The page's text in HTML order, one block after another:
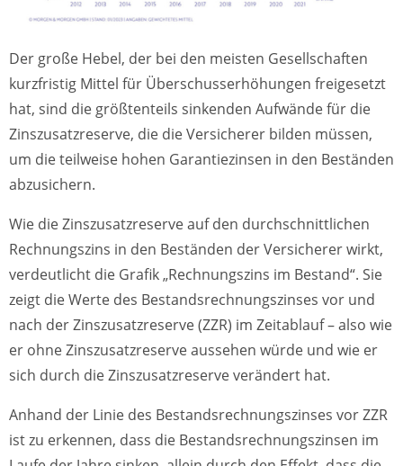
Der große Hebel, der bei den meisten Gesellschaften
kurzfristig Mittel für Überschusserhöhungen freigesetzt
hat, sind die größtenteils sinkenden Aufwände für die
Zinszusatzreserve, die die Versicherer bilden müssen,
um die teilweise hohen Garantiezinsen in den Beständen
abzusichern.
Wie die Zinszusatzreserve auf den durchschnittlichen
Rechnungszins in den Beständen der Versicherer wirkt,
verdeutlicht die Grafik „Rechnungszins im Bestand“. Sie
zeigt die Werte des Bestandsrechnungszinses vor und
nach der Zinszusatzreserve (ZZR) im Zeitablauf – also wie
er ohne Zinszusatzreserve aussehen würde und wie er
sich durch die Zinszusatzreserve verändert hat.
Anhand der Linie des Bestandsrechnungszinses vor ZZR
ist zu erkennen, dass die Bestandsrechnungszinsen im